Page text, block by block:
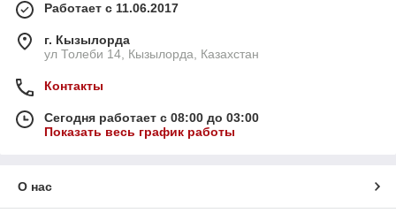
Работает с 11.06.2017
г. Кызылорда
ул Толеби 14, Кызылорда, Казахстан
Контакты
Сегодня работает с 08:00 до 03:00
Показать весь график работы
О нас